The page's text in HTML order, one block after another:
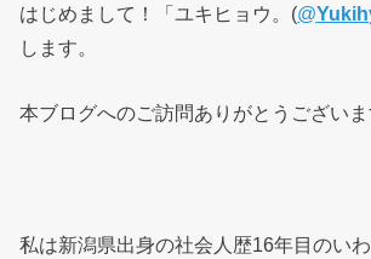
はじめまして！「ユキヒョウ。(@
します。
本ブログへのご訪問ありがとうございま
私は新潟県出身の社会人歴16年目のいわ